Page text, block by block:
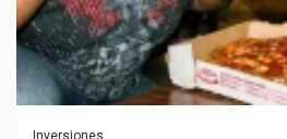
Inversiones